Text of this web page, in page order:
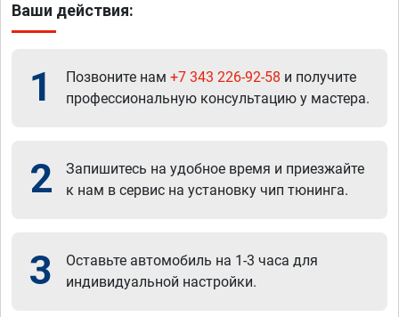
Ваши действия:
1 Позвоните нам +7 343 226-92-58 и получите
профессиональную консультацию у мастера.
2
Запишитесь на удобное время и приезжайте
к нам в сервис на установку чип тюнинга.
3
Оставьте автомобиль на 1-3 часа для
индивидуальной настройки.